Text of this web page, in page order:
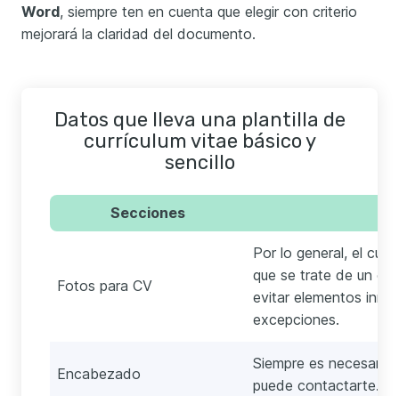
Word, siempre ten en cuenta que elegir con criterio
mejorará la claridad del documento.
Datos que lleva una plantilla de
currículum vitae básico y
sencillo
Secciones
Fotos para CV
Por lo general, el
que se trate de un
evitar elementos
excepciones.
Encabezado
Siempre es
puede contactarte.